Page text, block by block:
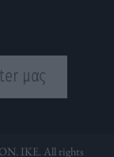
μας
ΙΚΕ. All rights